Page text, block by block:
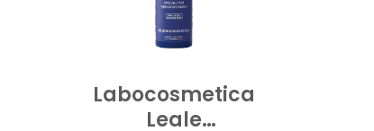
Labocosmetica
Leale